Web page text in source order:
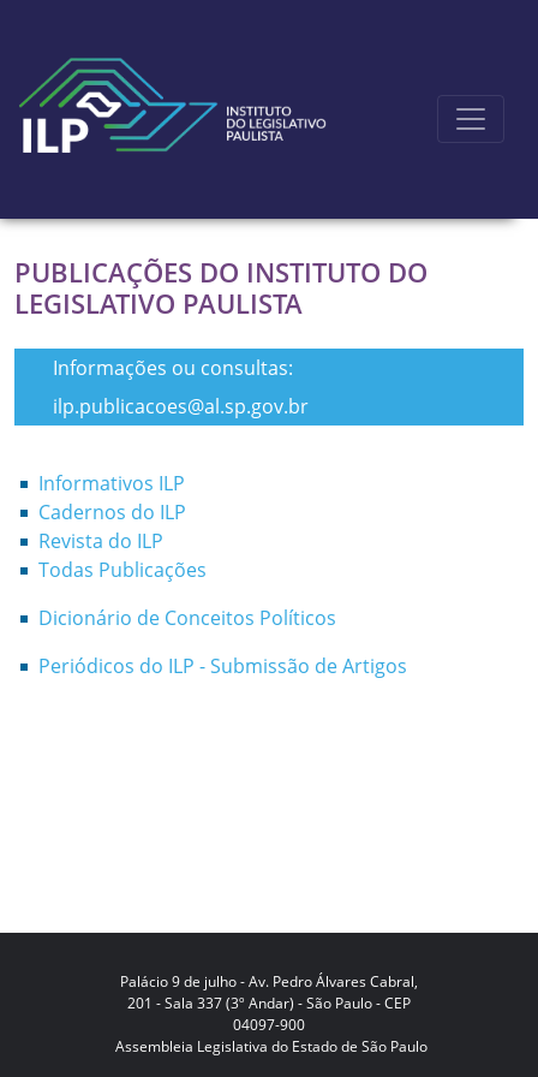
PUBLICAÇÕES DO INSTITUTO DO
LEGISLATIVO PAULISTA
Informações ou consultas:
ilp.publicacoes@al.sp.gov.br
Informativos ILP
Cadernos do ILP
Revista do ILP
Todas Publicações
Dicionário de Conceitos Políticos
Periódicos do ILP - Submissão de Artigos
Palácio 9 de julho - Av. Pedro Álvares Cabral,
201 - Sala 337 (3º Andar) - São Paulo - CEP
04097-900
Assembleia Legislativa do Estado de São Paulo